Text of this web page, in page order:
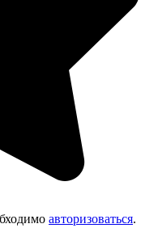
авторизоваться.